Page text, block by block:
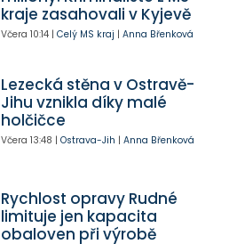
kraje zasahovali v Kyjevě
Včera 10:14| Celý MS kraj | Anna Břenková
Lezecká stěna v Ostravě-
Jihu vznikla díky malé
holčičce
Včera 13:48 | Ostrava-Jih | Anna Břenková
Rychlost opravy Rudné
limituje jen kapacita
obaloven při výrobě